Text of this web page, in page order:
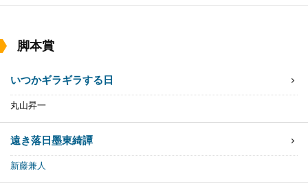
脚本賞
いつかギラギラする日
丸山昇一
遠き落日墨東綺譚
新藤兼人